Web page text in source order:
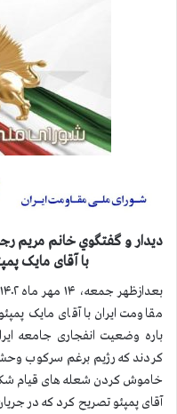
ديدار و گفتگوي خانم مریم
با آقای مایک
مقاومت ایران با آقای مایک
باره وضعیت انفجاری جامعه
کردند که رژیم برغم سرکوب
خاموش کردن شعله های قیام
آقای پمپئو تصریح کرد که در